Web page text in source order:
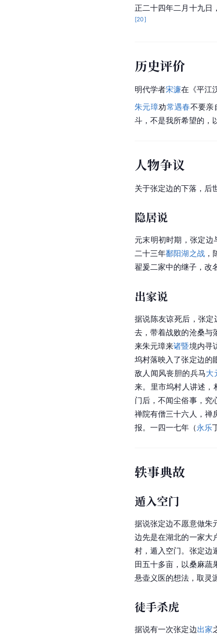
正二十四年二月十九日
[20]
历史评价
明代学者宋濂在《平江
朱元璋劝常遇春不要亲
斗，不是我所希望的，
人物争议
关于张定边的下落，后
隐居说
元末明初时期，张定边
二十三年鄱阳湖之战，
翟爰二家中的继子，改
出家说
据说陈友谅死后，张定
去，带着战败的沧桑与
来朱元璋来诸暨境内寻
坞村落映入了张定边的
敌人闻风丧胆的兵马大
来。里市坞村人讲述，
门后，不闻尘俗事，究
禅院有僧三十六人，禅
报。一四一七年（永乐
轶事典故
遁入空门
据说张定边不愿意做朱
边先是在湖北的一家大
村，遁入空门。张定边
田五十多亩，以桑麻蔬
悬壶义医的想法，取灵
徒手杀虎
据说有一次张定边出家